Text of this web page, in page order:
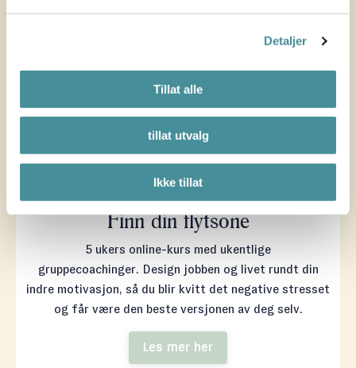
Detaljer
Tillat alle
tillat utvalg
Ikke tillat
ONLINE-KURS MED GRUPPECOACHING
Finn din flytsone
5 ukers online-kurs med ukentlige
gruppecoachinger. Design jobben og livet rundt din
indre motivasjon, så du blir kvitt det negative stresset
og får være den beste versjonen av deg selv.
Les mer her